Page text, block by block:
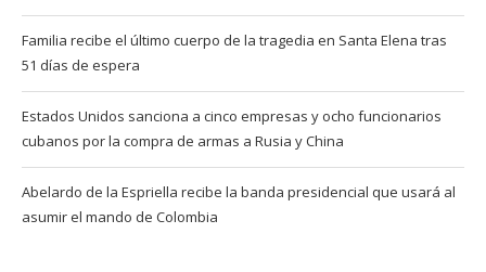
Familia recibe el último cuerpo de la tragedia en Santa Elena tras
51 días de espera
Estados Unidos sanciona a cinco empresas y ocho funcionarios
cubanos por la compra de armas a Rusia y China
Abelardo de la Espriella recibe la banda presidencial que usará al
asumir el mando de Colombia